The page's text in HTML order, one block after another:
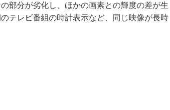
部分が劣化し、ほかの画素との輝度の差が生
テレビ番組の時計表示など、同じ映像が長時